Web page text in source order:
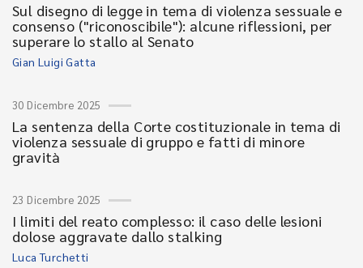
Sul disegno di legge in tema di violenza sessuale e
consenso ("riconoscibile"): alcune riflessioni, per
superare lo stallo al Senato
Gian Luigi Gatta
30 Dicembre 2025
La sentenza della Corte costituzionale in tema di
violenza sessuale di gruppo e fatti di minore
gravità
23 Dicembre 2025
I limiti del reato complesso: il caso delle lesioni
dolose aggravate dallo stalking
Luca Turchetti